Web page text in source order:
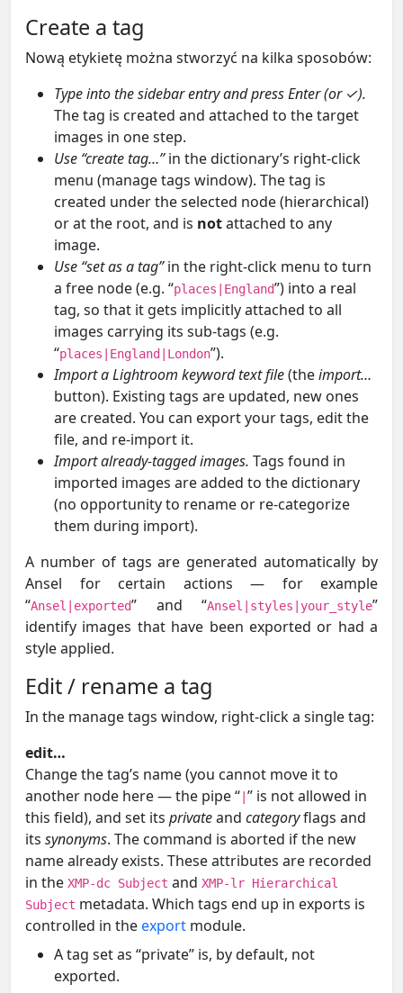
Create a tag
Nową etykietę można stworzyć na kilka sposobów:
Type into the sidebar entry and press Enter (or ✓).
The tag is created and attached to the target
images in one step.
Use “create tag…”in the dictionary’s right-click
menu (manage tags window). The tag is
created under the selected node (hierarchical)
or at the root, and is notattached to any
image.
Use “set as a tag”in the right-click menu to turn
a free node (e.g. “places|England”) into a real
tag, so that it gets implicitly attached to all
images carrying its sub-tags (e.g.
“places|England|London”).
Import a Lightroom keyword text file(theimport…
button). Existing tags are updated, new ones
are created. You can export your tags, edit the
file, and re-import it.
Import already-tagged images. Tags found in
imported images are added to the dictionary
(no opportunity to rename or re-categorize
them during import).
A number of tags are generated automatically by
Ansel for certain actions — for example
“Ansel|exported” and “Ansel|styles|your_style”
identify images that have been exported or had a
style applied.
Edit / rename a tag
In the manage tags window, right-click a single tag:
edit…
Change the tag’s name (you cannot move it to
another node here — the pipe “ ” is not allowed in
this field), and set its privateand categoryflags and
its synonyms. The command is aborted if the new
name already exists. These attributes are recorded
in the XMP-dc Subject and XMP-lr Hierarchical
Subject metadata. Which tags end up in exports is
controlled in theexport module.
A tag set as “private” is, by default, not
exported.